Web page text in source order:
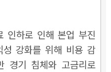
인하로 인해 본업 부진
강화를 위해 비용 감
경기 침체와 고금리로